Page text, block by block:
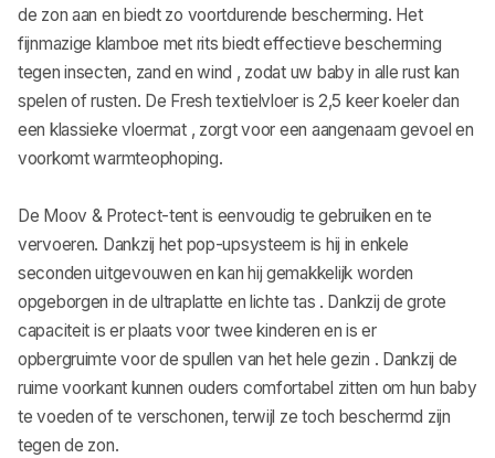
de zon aan en biedt zo voortdurende bescherming. Het
fijnmazige klamboe met rits biedt effectieve bescherming
tegen insecten, zand en wind , zodat uw baby in alle rust kan
spelen of rusten. De Fresh textielvloer is 2,5 keer koeler dan
een klassieke vloermat , zorgt voor een aangenaam gevoel en
voorkomt warmteophoping.
De Moov & Protect-tent is eenvoudig te gebruiken en te
vervoeren. Dankzij het pop-upsysteem is hij in enkele
seconden uitgevouwen en kan hij gemakkelijk worden
opgeborgen in de ultraplatte en lichte tas . Dankzij de grote
capaciteit is er plaats voor twee kinderen en is er
opbergruimte voor de spullen van het hele gezin . Dankzij de
ruime voorkant kunnen ouders comfortabel zitten om hun baby
te voeden of te verschonen, terwijl ze toch beschermd zijn
tegen de zon.